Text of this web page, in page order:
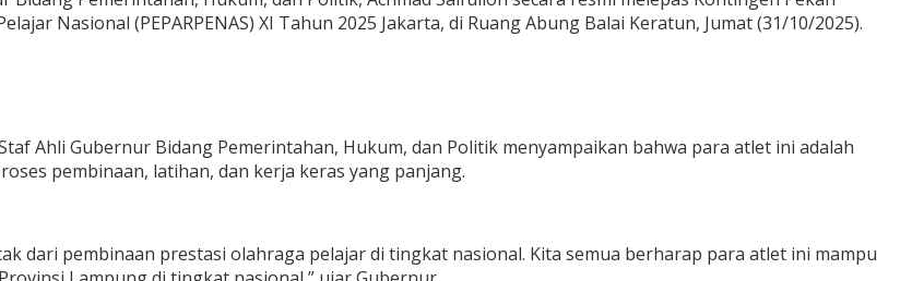
Nasional (PEPARPENAS) XI Tahun 2025 Jakarta, di Ruang Abung Balai Keratun, Jumat (31/10/2025).
Ahli Gubernur Bidang Pemerintahan, Hukum, dan Politik menyampaikan bahwa para atlet ini adalah
pembinaan, latihan, dan kerja keras yang panjang.
dari pembinaan prestasi olahraga pelajar di tingkat nasional. Kita semua berharap para atlet ini mampu